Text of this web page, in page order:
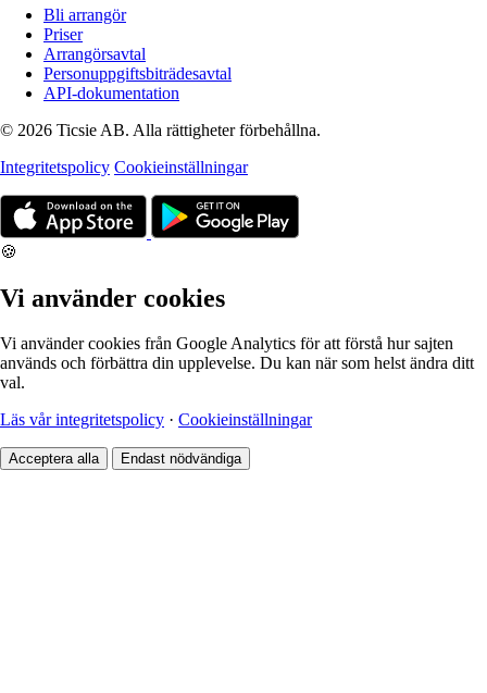
Bli arrangör
Priser
Arrangörsavtal
Personuppgiftsbiträdesavtal
API-dokumentation
© 2026 Ticsie AB. Alla rättigheter förbehållna.
Integritetspolicy Cookieinställningar
🍪
Vi använder cookies
Vi använder cookies från Google Analytics för att förstå hur sajten
används och förbättra din upplevelse. Du kan när som helst ändra ditt
val.
Läs vår integritetspolicy · Cookieinställningar
Acceptera alla Endast nödvändiga